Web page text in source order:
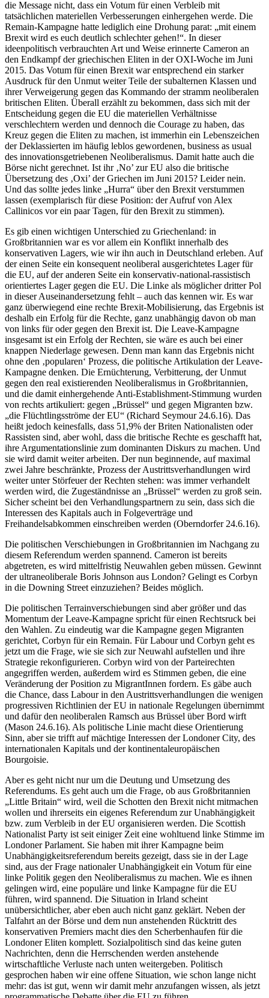
die Message nicht, dass ein Votum für einen Verbleib mit
tatsächlichen materiellen Verbesserungen einhergehen werde. Die
Remain-Kampagne hatte lediglich eine Drohung parat: „mit einem
Brexit wird es euch deutlich schlechter gehen!“. In dieser
ideenpolitisch verbrauchten Art und Weise erinnerte Cameron an
den Endkampf der griechischen Eliten in der OXI-Woche im Juni
2015. Das Votum für einen Brexit war entsprechend ein starker
Ausdruck für den Unmut weiter Teile der subalternen Klassen und
ihrer Verweigerung gegen das Kommando der stramm neoliberalen
britischen Eliten. Überall erzählt zu bekommen, dass sich mit der
Entscheidung gegen die EU die materiellen Verhältnisse
verschlechtern werden und dennoch die Courage zu haben, das
Kreuz gegen die Eliten zu machen, ist immerhin ein Lebenszeichen
der Deklassierten im häufig leblos gewordenen, business as usual
des innovationsgetriebenen Neoliberalismus. Damit hatte auch die
Börse nicht gerechnet. Ist ihr ‚No’ zur EU also die britische
Übersetzung des ‚Oxi’ der Griechen im Juni 2015? Leider nein.
Und das sollte jedes linke „Hurra“ über den Brexit verstummen
lassen (exemplarisch für diese Position: der Aufruf von Alex
Callinicos vor ein paar Tagen, für den Brexit zu stimmen).
Es gib einen wichtigen Unterschied zu Griechenland: in
Großbritannien war es vor allem ein Konflikt innerhalb des
konservativen Lagers, wie wir ihn auch in Deutschland erleben. Auf
der einen Seite ein konsequent neoliberal ausgerichtetes Lager für
die EU, auf der anderen Seite ein konservativ-national-rassistisch
orientiertes Lager gegen die EU. Die Linke als möglicher dritter Pol
in dieser Auseinandersetzung fehlt – auch das kennen wir. Es war
ganz überwiegend eine rechte Brexit-Mobilisierung, das Ergebnis ist
deshalb ein Erfolg für die Rechte, ganz unabhängig davon ob man
von links für oder gegen den Brexit ist. Die Leave-Kampagne
insgesamt ist ein Erfolg der Rechten, sie wäre es auch bei einer
knappen Niederlage gewesen. Denn man kann das Ergebnis nicht
ohne den ‚popularen‘ Prozess, die politische Artikulation der Leave-
Kampagne denken. Die Ernüchterung, Verbitterung, der Unmut
gegen den real existierenden Neoliberalismus in Großbritannien,
und die damit einhergehende Anti-Establishment-Stimmung wurden
von rechts artikuliert: gegen „Brüssel“ und gegen Migranten bzw.
„die Flüchtlingsströme der EU“ (Richard Seymour 24.6.16). Das
heißt jedoch keinesfalls, dass 51,9% der Briten Nationalisten oder
Rassisten sind, aber wohl, dass die britische Rechte es geschafft hat,
ihre Argumentationslinie zum dominanten Diskurs zu machen. Und
sie wird damit weiter arbeiten. Der nun beginnende, auf maximal
zwei Jahre beschränkte, Prozess der Austrittsverhandlungen wird
weiter unter Störfeuer der Rechten stehen: was immer verhandelt
werden wird, die Zugeständnisse an „Brüssel“ werden zu groß sein.
Sicher scheint bei den Verhandlungspartnern zu sein, dass sich die
Interessen des Kapitals auch in Folgeverträge und
Freihandelsabkommen einschreiben werden (Oberndorfer 24.6.16).
Die politischen Verschiebungen in Großbritannien im Nachgang zu
diesem Referendum werden spannend. Cameron ist bereits
abgetreten, es wird mittelfristig Neuwahlen geben müssen. Gewinnt
der ultraneoliberale Boris Johnson aus London? Gelingt es Corbyn
in die Downing Street einzuziehen? Beides möglich.
Die politischen Terrainverschiebungen sind aber größer und das
Momentum der Leave-Kampagne spricht für einen Rechtsruck bei
den Wahlen. Zu eindeutig war die Kampagne gegen Migranten
gerichtet, Corbyn für ein Remain. Für Labour und Corbyn geht es
jetzt um die Frage, wie sie sich zur Neuwahl aufstellen und ihre
Strategie rekonfigurieren. Corbyn wird von der Parteirechten
angegriffen werden, außerdem wird es Stimmen geben, die eine
Veränderung der Position zu MigrantInnen fordern. Es gäbe auch
die Chance, dass Labour in den Austrittsverhandlungen die wenigen
progressiven Richtlinien der EU in nationale Regelungen übernimmt
und dafür den neoliberalen Ramsch aus Brüssel über Bord wirft
(Mason 24.6.16). Als politische Linie macht diese Orientierung
Sinn, aber sie trifft auf mächtige Interessen der Londoner City, des
internationalen Kapitals und der kontinentaleuropäischen
Bourgoisie.
Aber es geht nicht nur um die Deutung und Umsetzung des
Referendums. Es geht auch um die Frage, ob aus Großbritannien
„Little Britain“ wird, weil die Schotten den Brexit nicht mitmachen
wollen und ihrerseits ein eigenes Referendum zur Unabhängigkeit
bzw. zum Verbleib in der EU organisieren werden. Die Scottish
Nationalist Party ist seit einiger Zeit eine wohltuend linke Stimme im
Londoner Parlament. Sie haben mit ihrer Kampagne beim
Unabhängigkeitsreferendum bereits gezeigt, dass sie in der Lage
sind, aus der Frage nationaler Unabhängigkeit ein Votum für eine
linke Politik gegen den Neoliberalismus zu machen. Wie es ihnen
gelingen wird, eine populäre und linke Kampagne für die EU
führen, wird spannend. Die Situation in Irland scheint
unübersichtlicher, aber eben auch nicht ganz geklärt. Neben der
Talfahrt an der Börse und dem nun anstehenden Rücktritt des
konservativen Premiers macht dies den Scherbenhaufen für die
Londoner Eliten komplett. Sozialpolitisch sind das keine guten
Nachrichten, denn die Herrschenden werden anstehende
wirtschaftliche Verluste nach unten weitergeben. Politisch
gesprochen haben wir eine offene Situation, wie schon lange nicht
mehr: das ist gut, wenn wir damit mehr anzufangen wissen, als jetzt